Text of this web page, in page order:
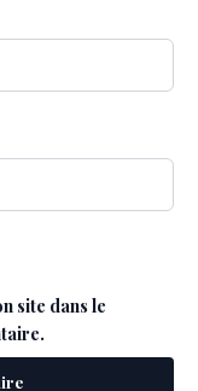
site dans le